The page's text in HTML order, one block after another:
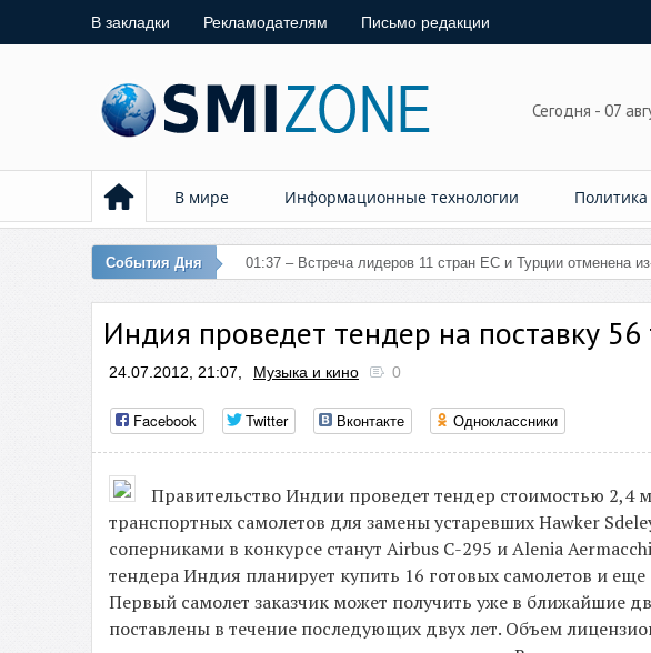
В закладки Рекламодателям Письмо редакции
Сегодня - 07
В мире Информационные технологии Политика
События Дня 01:37 – Встреча лидеров 11 стран ЕС и Турции отменена
Индия проведет тендер на поставку
24.07.2012, 21:07, Музыка и кино 0
Facebook Twitter Вконтакте Одноклассники
Правительство Индии проведет тендер стоимостью 2,4
транспортных самолетов для замены устаревших Hawker
соперниками в конкурсе станут Airbus C-295 и Alenia
тендера Индия планирует купить 16 готовых самолетов и
Первый самолет заказчик может получить уже в ближайшие
поставлены в течение последующих двух лет. Объем